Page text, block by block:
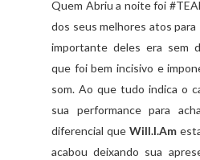
Quem Abriu a noite foi
dos seus melhores atos para
importante deles era sem
que foi bem incisivo e
som. Ao que tudo indica o
sua performance para
diferencial que Will.I.Am
acabou deixando sua